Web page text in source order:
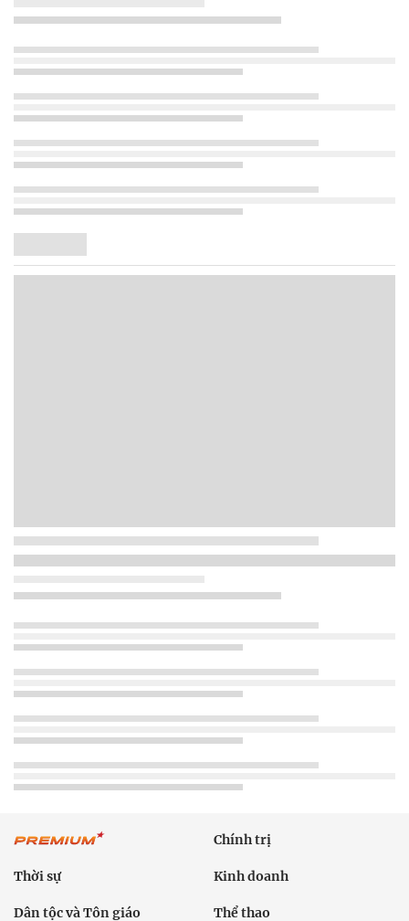
Chính trị
Thời sự Kinh doanh
Dân tộc và Tôn giáo Thể thao